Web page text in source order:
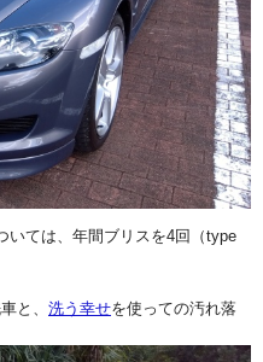
いては、年間ブリスを4回（type
と、 洗う幸せを使っての汚れ落